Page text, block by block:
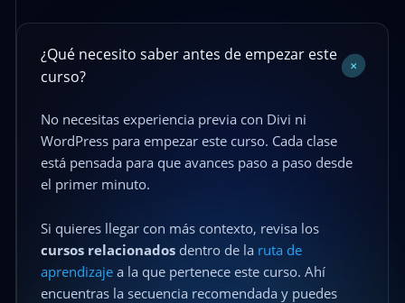
¿Qué necesito saber antes de empezar este
curso?
+
No necesitas experiencia previa con Divi ni
WordPress para empezar este curso. Cada clase
está pensada para que avances paso a paso desde
el primer minuto.
Si quieres llegar con más contexto, revisa los
cursos relacionadosdentro de la ruta de
aprendizajea la que pertenece este curso. Ahí
encuentras la secuencia recomendada y puedes